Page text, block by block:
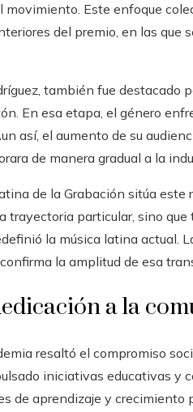
Este enfoque
del premio, en las que
también fue destacado
En esa etapa, el género
así, el aumento de su
de manera gradual a la
de la Grabación sitúa este
trayectoria particular, sino
la música latina actual.
la amplitud de esa
a la
resaltó el compromiso
iniciativas educativas y
de aprendizaje y crecimiento